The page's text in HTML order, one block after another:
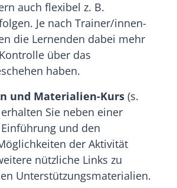
auch flexibel z. B.
Je nach Trainer/innen-
die Lernenden dabei mehr
über das
haben.
und Materialien-Kurs (s.
Sie neben einer
und den
der Aktivität
nützliche Links zu
Unterstützungsmaterialien.